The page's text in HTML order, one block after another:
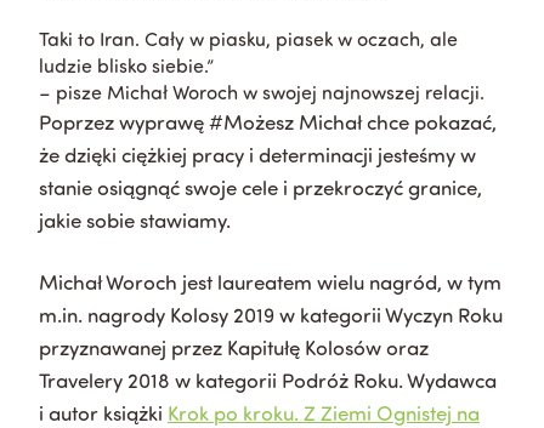
Taki to Iran. Cały w piasku, piasek w oczach, ale
ludzie blisko siebie.”
– pisze Michał Woroch w swojej najnowszej relacji.
Poprzez wyprawę #Możesz Michał chce pokazać,
że dzięki ciężkiej pracy i determinacji jesteśmy w
stanie osiągnąć swoje cele i przekroczyć granice,
jakie sobie stawiamy.
Michał Woroch jest laureatem wielu nagród, w tym
m.in. nagrody Kolosy 2019 w kategorii Wyczyn Roku
przyznawanej przez Kapitułę Kolosów oraz
Travelery 2018 w kategorii Podróż Roku. Wydawca
i autor książki Krok po kroku. Z Ziemi Ognistej na